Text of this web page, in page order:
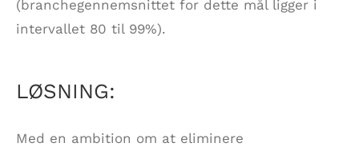
(branchegennemsnittet for dette mål ligger i
intervallet 80 til 99%).
LØSNING:
Med en ambition om at eliminere